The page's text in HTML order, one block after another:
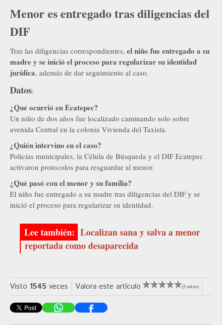
Menor es entregado tras diligencias del
DIF
Tras las diligencias correspondientes, el niño fue entregado a su
madre y se inició el proceso para regularizar su identidad
jurídica, además de dar seguimiento al caso.
Datos:
¿Qué ocurrió en Ecatepec?
Un niño de dos años fue localizado caminando solo sobre
avenida Central en la colonia Vivienda del Taxista.
¿Quién intervino en el caso?
Policías municipales, la Célula de Búsqueda y el DIF Ecatepec
activaron protocolos para resguardar al menor.
¿Qué pasó con el menor y su familia?
El niño fue entregado a su madre tras diligencias del DIF y se
inició el proceso para regularizar su identidad.
Localizan sana y salva a menor
reportada como desaparecida
Visto 1545 veces Valora este artículo (3 votos)